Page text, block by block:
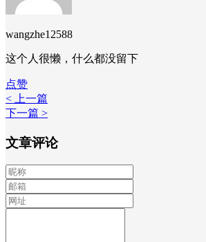
wangzhe12588
这个人很懒，什么都没留下
点赞
< 上一篇
下一篇 >
文章评论